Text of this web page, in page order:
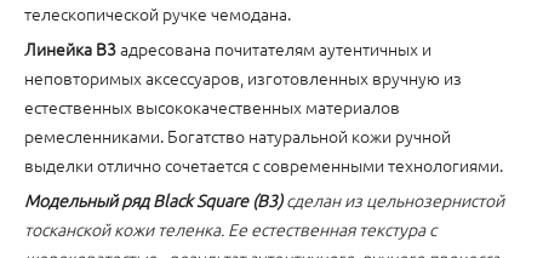
телескопической ручке чемодана.
Линейка B3адресована почитателям аутентичных и
неповторимых аксессуаров, изготовленных вручную из
естественных высококачественных материалов
ремесленниками. Богатство натуральной кожи ручной
выделки отлично сочетается с современными технологиями.
Модельный ряд Black Square (B3)сделан из цельнозернистой
тосканской кожи теленка. Ее естественная текстура с